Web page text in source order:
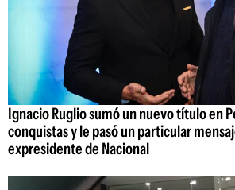
Ignacio Ruglio sumó un nuevo título en
conquistas y le pasó un particular
expresidente de Nacional